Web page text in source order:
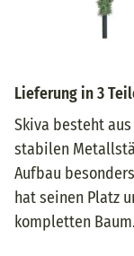
Lieferung in 3
Skiva besteht
stabilen
Aufbau
hat seinen Platz
kompletten Baum.